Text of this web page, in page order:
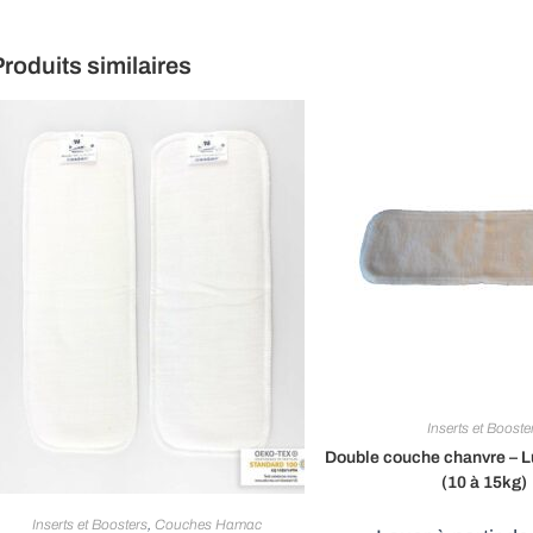
similaires
Inserts et Boosters, Couches Hamac
Inserts et
Double couche chanvre –
(10 à 15kg)